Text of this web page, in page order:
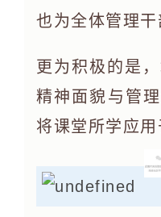
也为全体管理
更为积极的是
精神面貌与管
将课堂所学应